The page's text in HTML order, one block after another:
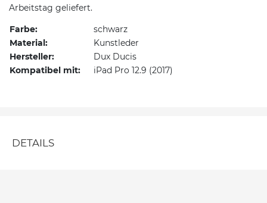
Arbeitstag geliefert.
Farbe:
schwarz
Material:
Kunstleder
Hersteller:
Dux Ducis
Kompatibel mit:
iPad Pro 12.9 (2017)
DETAILS